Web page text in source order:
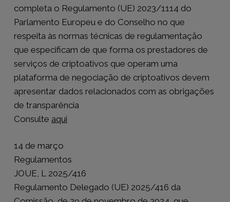
completa o Regulamento (UE) 2023/1114 do
Parlamento Europeu e do Conselho no que
respeita às normas técnicas de regulamentação
que especificam de que forma os prestadores de
serviços de criptoativos que operam uma
plataforma de negociação de criptoativos devem
apresentar dados relacionados com as obrigações
de transparência
Consulte aqui
14 de março
Regulamentos
JOUE, L 2025/416
Regulamento Delegado (UE) 2025/416 da